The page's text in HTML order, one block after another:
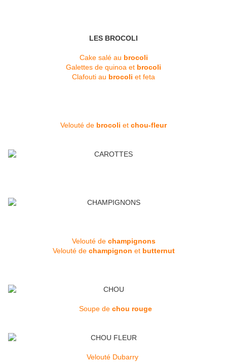
LES BROCOLI
Cake salé au brocoli
Galettes de quinoa et brocoli
Clafouti au brocoli et feta
Velouté de brocoli et chou-fleur
Velouté de champignons
Velouté de champignon et butternut
Soupe de chou rouge
Velouté Dubarry